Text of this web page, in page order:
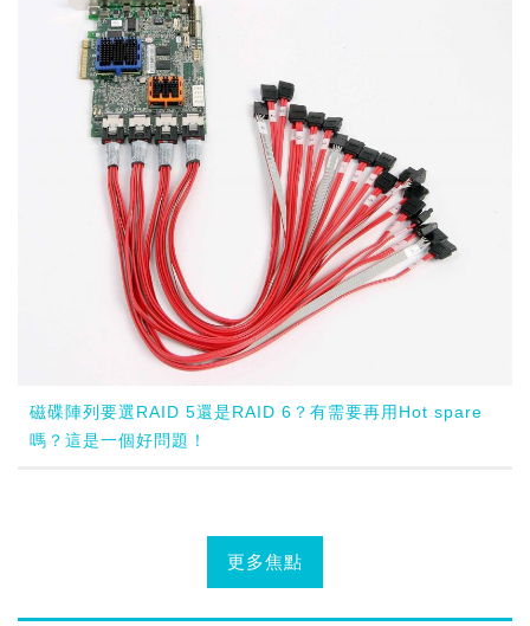
磁碟陣列要選RAID 5還是RAID 6？有需要再用Hot spare
嗎？這是一個好問題！
更多焦點